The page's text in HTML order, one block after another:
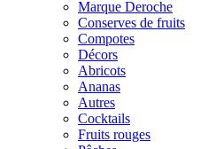
Marque Deroche
Conserves de fruits
Compotes
Décors
Abricots
Ananas
Autres
Cocktails
Fruits rouges